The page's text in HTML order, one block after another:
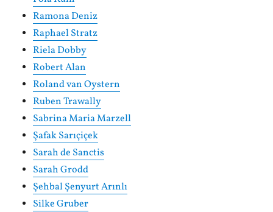
Ramona Deniz
Raphael Stratz
Riela Dobby
Robert Alan
Roland van Oystern
Ruben Trawally
Sabrina Maria Marzell
Şafak Sarıçiçek
Sarah de Sanctis
Sarah Grodd
Şehbal Şenyurt Arınlı
Silke Gruber